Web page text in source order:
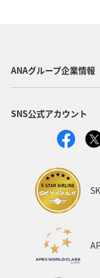
グルメ 秋
アメリカ・カナダ・中
フィリピン 春
ANAグループ企業情報
SNS公式アカウント